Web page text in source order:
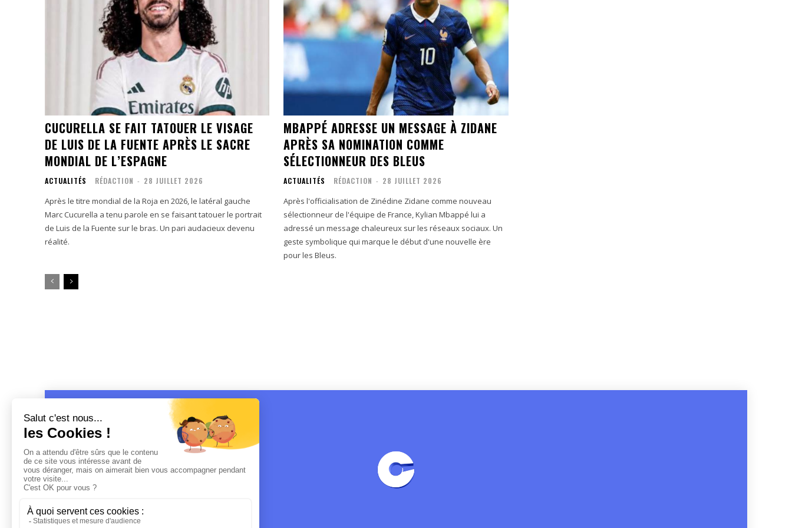
CUCURELLA SE FAIT TATOUER LE VISAGE
DE LUIS DE LA FUENTE APRÈS LE SACRE
MONDIAL DE L’ESPAGNE
ACTUALITÉS RÉDACTION - 28 JUILLET 2026
Après le titre mondial de la Roja en 2026, le latéral gauche
Marc Cucurella a tenu parole en se faisant tatouer le portrait
de Luis de la Fuente sur le bras. Un pari audacieux devenu
réalité.
MBAPPÉ ADRESSE UN MESSAGE À ZIDANE
APRÈS SA NOMINATION COMME
SÉLECTIONNEUR DES BLEUS
ACTUALITÉS RÉDACTION - 28 JUILLET 2026
Après l'officialisation de Zinédine Zidane comme nouveau
sélectionneur de l'équipe de France, Kylian Mbappé lui a
adressé un message chaleureux sur les réseaux sociaux. Un
geste symbolique qui marque le début d'une nouvelle ère
pour les Bleus.